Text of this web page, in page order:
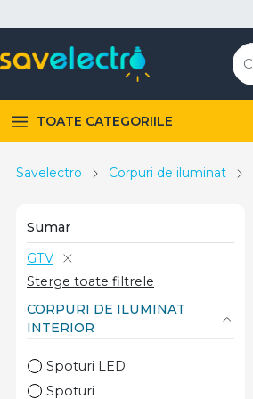
TOATE CATEGORIILE
Savelectro Corpuri de iluminat
Sumar
GTV
Sterge toate filtrele
CORPURI DE ILUMINAT
INTERIOR
Spoturi LED
Spoturi